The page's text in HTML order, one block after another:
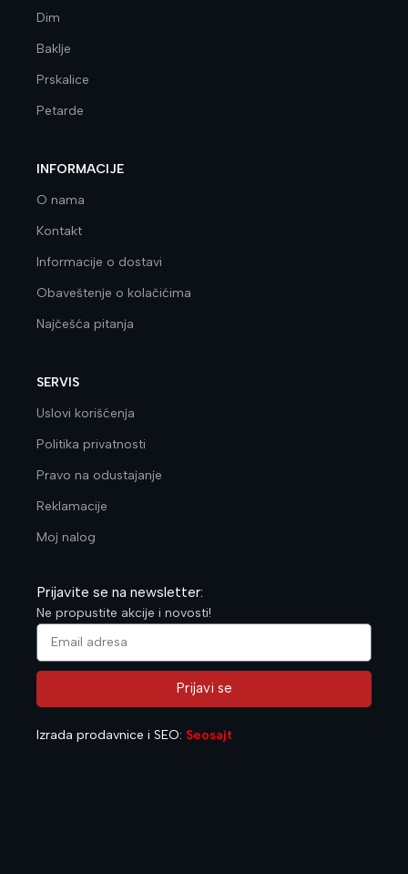
Dim
Baklje
Prskalice
Petarde
INFORMACIJE
O nama
Kontakt
Informacije o dostavi
Obaveštenje o kolačićima
Najčešća pitanja
SERVIS
Uslovi korišćenja
Politika privatnosti
Pravo na odustajanje
Reklamacije
Moj nalog
Prijavite se na newsletter:
Ne propustite akcije i novosti!
Prijavi se
Izrada prodavnice i SEO: Seosajt